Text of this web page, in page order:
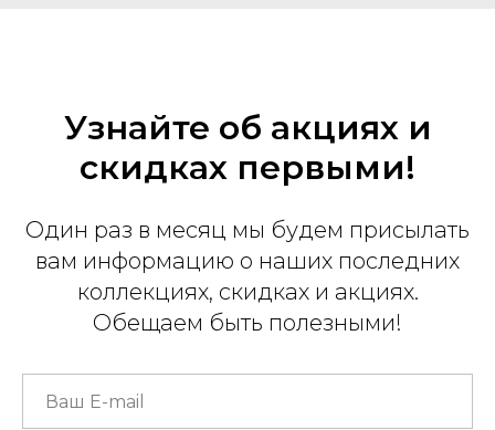
Узнайте об акциях и
скидках первыми!
Один раз в месяц мы будем присылать
вам информацию о наших последних
коллекциях, скидках и акциях.
Обещаем быть полезными!